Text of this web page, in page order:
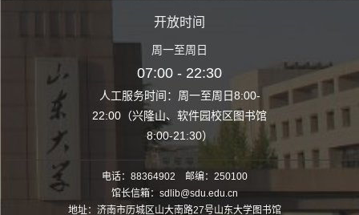
至周日8:00-
园校区图书馆
开放时间
周一至周日
07:00 - 22:30
人工服务时间：周一至周日8:00-
22:00（兴隆山、软件园校区图书馆
8:00-21:30）
人工服务时间
22:00（兴隆山
电话：88364902 邮编：250100
馆长信箱：sdlib@sdu.edu.cn
地址：济南市历城区山大南路27号山东大学图书馆